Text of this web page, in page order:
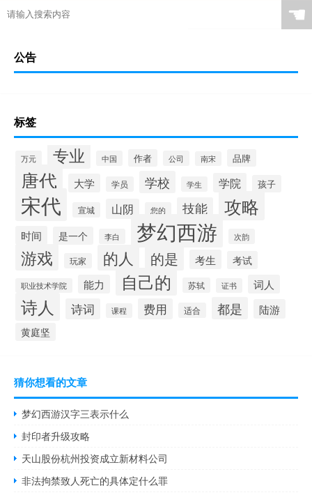
☚
公告
标签
万元 专业 中国 作者 公司 南宋 品牌
唐代 大学 学员 学校 学生 学院 孩子
宋代 宣城 山阴 您的 技能 攻略
时间 是一个 李白 梦幻西游 次韵
游戏 玩家 的人 的是 考生 考试
职业技术学院 能力 自己的 苏轼 证书 词人
诗人 诗词 课程 费用 适合 都是 陆游
黄庭坚
猜你想看的文章
梦幻西游汉字三表示什么
封印者升级攻略
天山股份杭州投资成立新材料公司
非法拘禁致人死亡的具体定什么罪